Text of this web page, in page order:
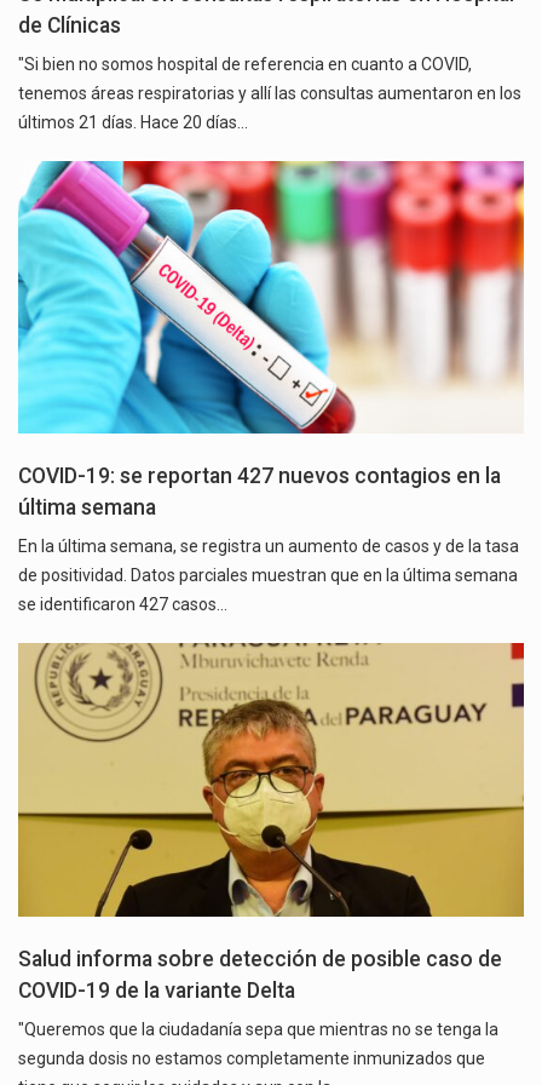
de Clínicas
"Si bien no somos hospital de referencia en cuanto a COVID,
tenemos áreas respiratorias y allí las consultas aumentaron en los
últimos 21 días. Hace 20 días…
COVID-19: se reportan 427 nuevos contagios en la
última semana
En la última semana, se registra un aumento de casos y de la tasa
de positividad. Datos parciales muestran que en la última semana
se identificaron 427 casos…
Salud informa sobre detección de posible caso de
COVID-19 de la variante Delta
"Queremos que la ciudadanía sepa que mientras no se tenga la
segunda dosis no estamos completamente inmunizados que